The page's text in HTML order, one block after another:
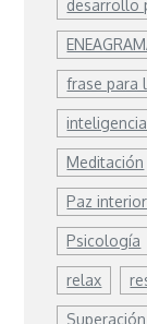
desarrollo
frase para
Meditación
Paz interior
Psicología
relax
Superación